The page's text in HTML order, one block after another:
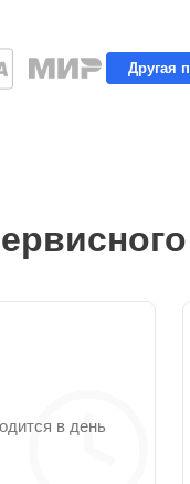
Другая
в день